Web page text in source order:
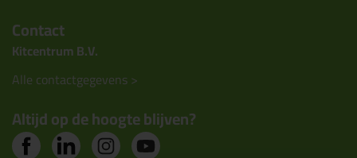
Contact
Kitcentrum B.V.
Alle contactgegevens >
Altijd op de hoogte blijven?